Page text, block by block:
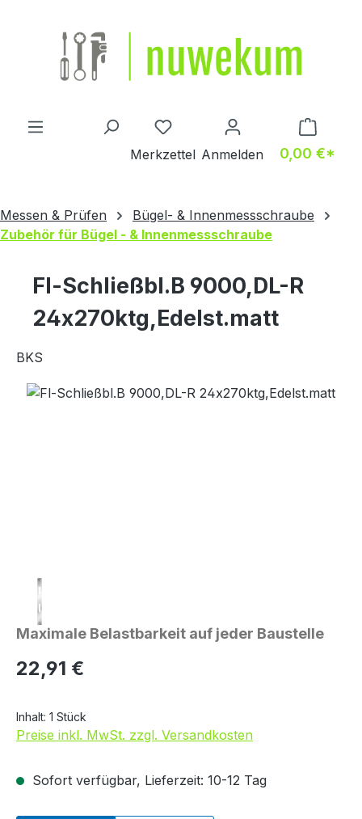
Du hast 0 Produkte auf dem
Merkzettel Anmelden 0,00 €*
Messen & Prüfen
Bügel- & Innenmessschraube
Zubehör für Bügel - & Innenmessschraube
Fl-Schließbl.B 9000,DL-R
24x270ktg,Edelst.matt
BKS
Bildergalerie überspringen
Maximale Belastbarkeit auf jeder Baustelle
Regulärer Preis:
22,91 €
Inhalt: 1 Stück
Preise inkl. MwSt. zzgl. Versandkosten
Sofort verfügbar, Lieferzeit: 10-12 Tag